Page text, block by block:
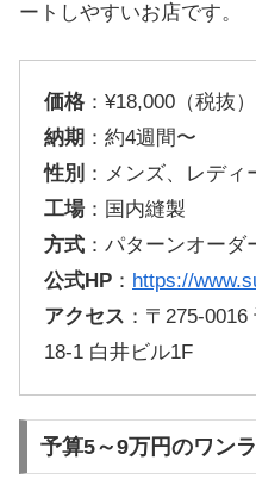
ートしやすいお店です。
価格 ：¥18,000（税抜
納期 ：約4週間〜
性別 ：メンズ、レディ
工場：国内縫製
方式 ：パターンオーダ
公式HP ： https://
アクセス ：〒275-
18-1 白井ビル1F
予算5～9万円のワン